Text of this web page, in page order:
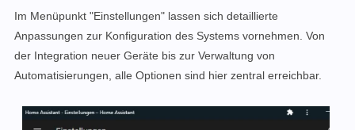
Im Menüpunkt "Einstellungen" lassen sich detaillierte
Anpassungen zur Konfiguration des Systems vornehmen. Von
der Integration neuer Geräte bis zur Verwaltung von
Automatisierungen, alle Optionen sind hier zentral erreichbar.